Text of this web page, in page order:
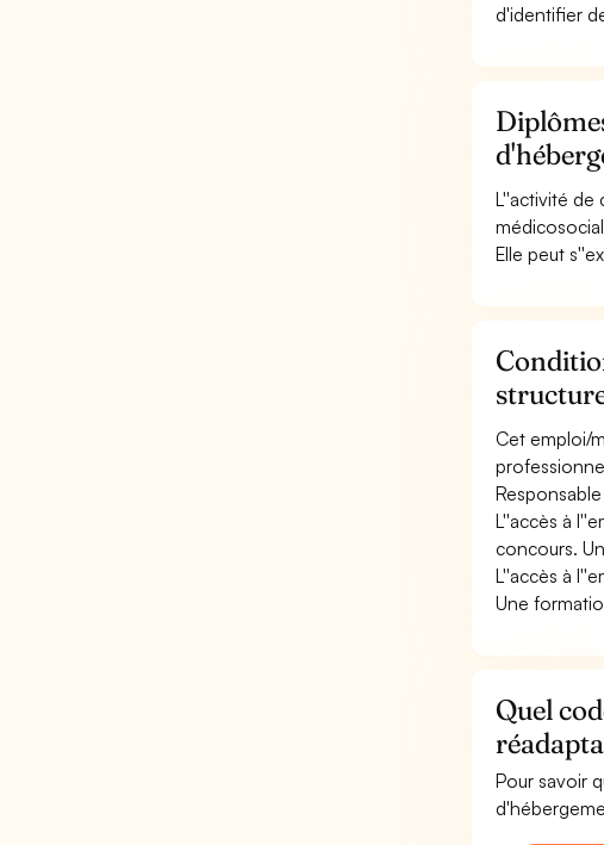
d'identifier
L''activité de
Elle peut
Cet emploi/
L''accès à
concours.
L''accès à
Une
Quel
Pour savoir